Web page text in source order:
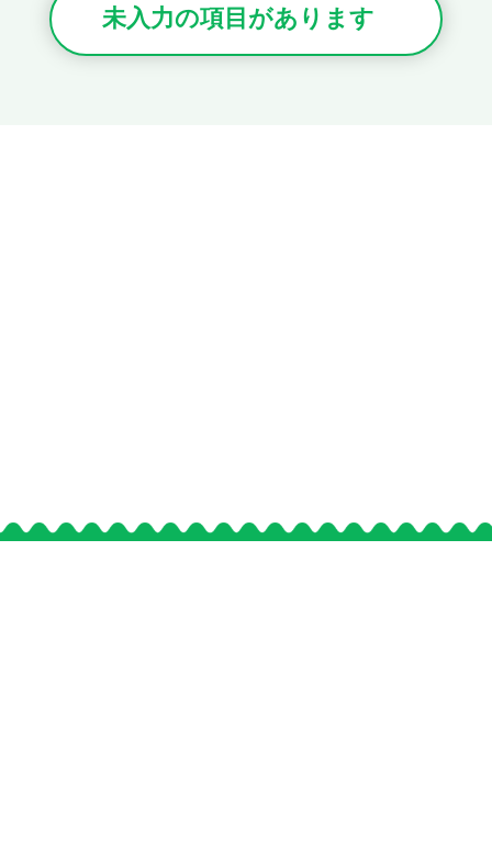
未入力の項目があります